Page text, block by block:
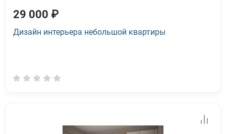
29 000 ₽
Дизайн интерьера небольшой квартиры